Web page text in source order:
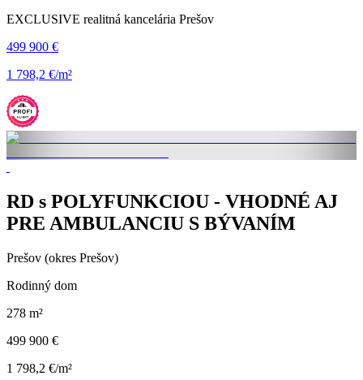
EXCLUSIVE realitná kancelária Prešov
499 900 €
1 798,2 €/m²
RD s POLYFUNKCIOU - VHODNÉ AJ
PRE AMBULANCIU S BÝVANÍM
Prešov (okres Prešov)
Rodinný dom
278 m²
499 900 €
1 798,2 €/m²